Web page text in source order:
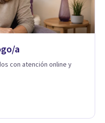
a
con atención online y